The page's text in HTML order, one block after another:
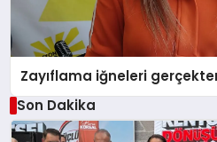
Zayıflama iğneleri
Son Dakika